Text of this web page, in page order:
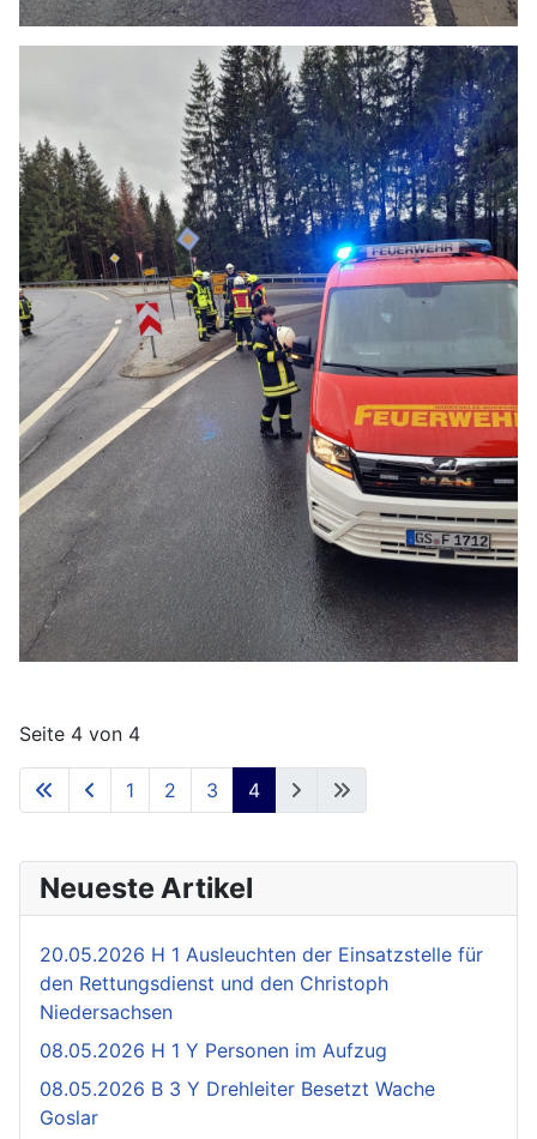
Seite 4 von 4
1 2 3 4
Neueste Artikel
20.05.2026 H 1 Ausleuchten der Einsatzstelle für
den Rettungsdienst und den Christoph
Niedersachsen
08.05.2026 H 1 Y Personen im Aufzug
08.05.2026 B 3 Y Drehleiter Besetzt Wache
Goslar